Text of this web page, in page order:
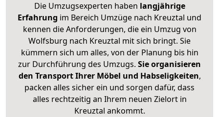
Die Umzugsexperten haben langjährige
Erfahrung im Bereich Umzüge nach Kreuztal und
kennen die Anforderungen, die ein Umzug von
Wolfsburg nach Kreuztal mit sich bringt. Sie
kümmern sich um alles, von der Planung bis hin
zur Durchführung des Umzugs. Sie organisieren
den Transport Ihrer Möbel und Habseligkeiten,
packen alles sicher ein und sorgen dafür, dass
alles rechtzeitig an Ihrem neuen Zielort in
Kreuztal ankommt.